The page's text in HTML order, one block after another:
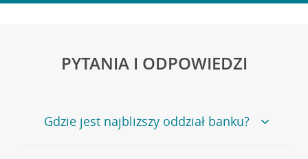
PYTANIA I ODPOWIEDZI
Gdzie jest najbliższy oddział banku?